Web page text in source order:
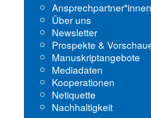
Über uns
Newsletter
Prospekte &
Manuskriptangebote
Mediadaten
Kooperationen
Netiquette
Nachhaltigkeit